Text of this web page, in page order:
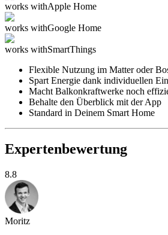
works withApple Home
works withGoogle Home
works withSmartThings
Flexible Nutzung im Matter oder
Spart Energie dank individuellen
Macht Balkonkraftwerke noch
Behalte den Überblick mit der App
Standard in Deinem Smart Home
Expertenbewertung
8.8
Moritz